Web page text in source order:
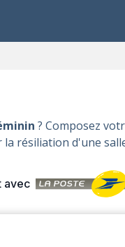
? Composez
la résiliation d'une
avec